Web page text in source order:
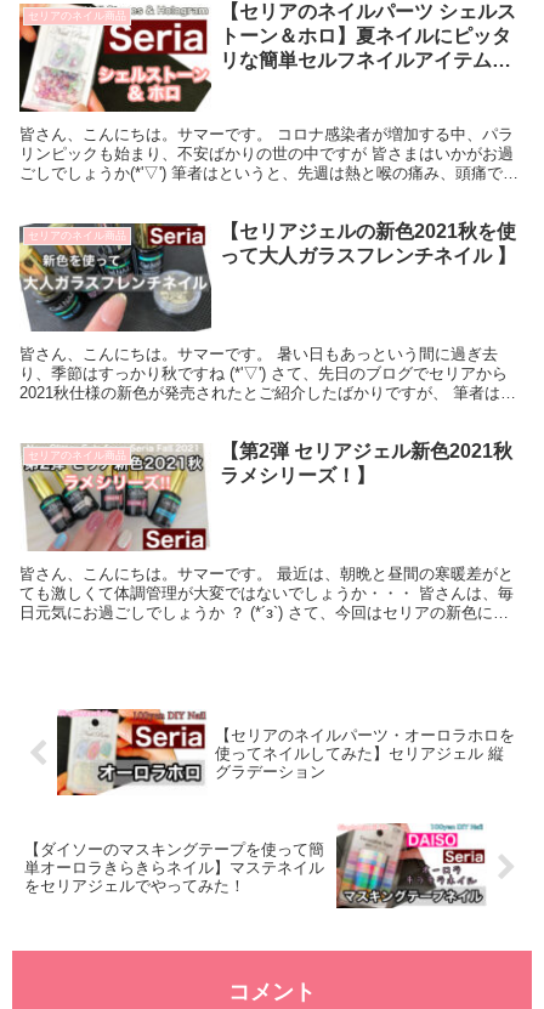
セリアのネイル商品
【セリアのネイルパーツ シェルス
トーン＆ホロ】夏ネイルにピッタ
リな簡単セルフネイルアイテムを
皆さん、こんにちは。サマーです。 コロナ感染者が増加する中、パラ
リンピックも始まり、不安ばかりの世の中ですが 皆さまはいかがお過
ごしでしょうか(*'▽') 筆者はというと、先週は熱と喉の痛み、頭痛で仕
セリアのネイル商品
【セリアジェルの新色2021秋を使
って大人ガラスフレンチネイル 】
皆さん、こんにちは。サマーです。 暑い日もあっという間に過ぎ去
り、季節はすっかり秋ですね (*'▽') さて、先日のブログでセリアから
2021秋仕様の新色が発売されたとご紹介したばかりですが、 筆者はそ
セリアのネイル商品
【第2弾 セリアジェル新色2021秋
ラメシリーズ！】
皆さん、こんにちは。サマーです。 最近は、朝晩と昼間の寒暖差がと
ても激しくて体調管理が大変ではないでしょうか・・・ 皆さんは、毎
日元気にお過ごしでしょうか ？ (*´з`) さて、今回はセリアの新色につ
【セリアのネイルパーツ・オーロラホロを
使ってネイルしてみた】セリアジェル 縦
グラデーション
【ダイソーのマスキングテープを使って簡
単オーロラきらきらネイル】マステネイル
をセリアジェルでやってみた！
コメント